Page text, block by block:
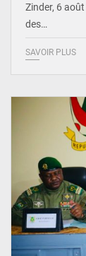
Zinder, 6
des…
SAVOIR PLUS